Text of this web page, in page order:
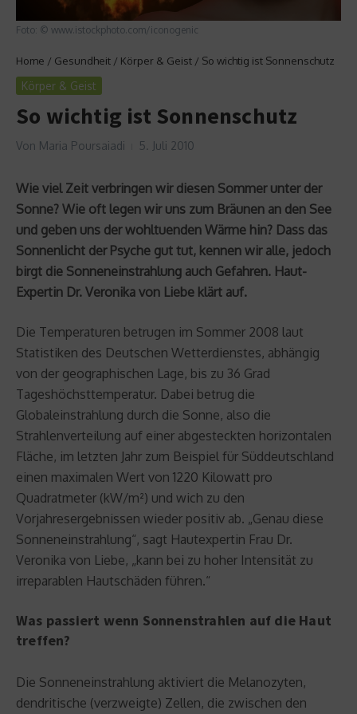
Foto: © www.istockphoto.com/iconogenic
Home / Gesundheit / Körper & Geist / So wichtig ist Sonnenschutz
Körper & Geist
So wichtig ist Sonnenschutz
Von Maria Poursaiadi 5. Juli 2010
Wie viel Zeit verbringen wir diesen Sommer unter der
Sonne? Wie oft legen wir uns zum Bräunen an den See
und geben uns der wohltuenden Wärme hin? Dass das
Sonnenlicht der Psyche gut tut, kennen wir alle, jedoch
birgt die Sonneneinstrahlung auch Gefahren. Haut-
Expertin Dr. Veronika von Liebe klärt auf.
Die Temperaturen betrugen im Sommer 2008 laut
Statistiken des Deutschen Wetterdienstes, abhängig
von der geographischen Lage, bis zu 36 Grad
Tageshöchsttemperatur. Dabei betrug die
Globaleinstrahlung durch die Sonne, also die
Strahlenverteilung auf einer abgesteckten horizontalen
Fläche, im letzten Jahr zum Beispiel für Süddeutschland
einen maximalen Wert von 1220 Kilowatt pro
Quadratmeter (kW/m²) und wich zu den
Vorjahresergebnissen wieder positiv ab. „Genau diese
Sonneneinstrahlung“, sagt Hautexpertin Frau Dr.
Veronika von Liebe, „kann bei zu hoher Intensität zu
irreparablen Hautschäden führen.“
Was passiert wenn Sonnenstrahlen auf die Haut
treffen?
Die Sonneneinstrahlung aktiviert die Melanozyten,
dendritische (verzweigte) Zellen, die zwischen den